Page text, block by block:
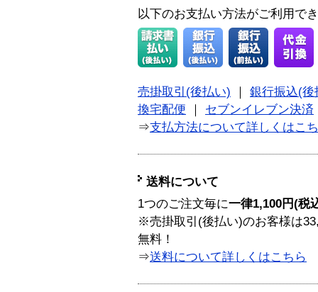
以下のお支払い方法がご利用で
売掛取引(後払い)
銀行振込(後
換宅配便
セブンイレブン決済
⇒支払方法について詳しくはこ
送料について
1つのご注文毎に一律1,100円(税
※売掛取引(後払い)のお客様は
無料！
⇒送料について詳しくはこちら